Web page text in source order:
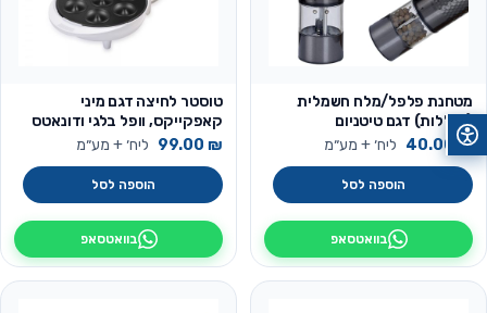
מטחנת פלפל/מלח חשמלית
(סוללות) דגם טיטניום
40.00₪ ליח׳ + מע״מ
הוספה לסל
בוואטסאפ
טוסטר לחיצה דגם מיני
קאפקייקס, וופל בלגי ודונאטס
99.00 ₪ ליח׳ + מע״מ
הוספה לסל
בוואטסאפ